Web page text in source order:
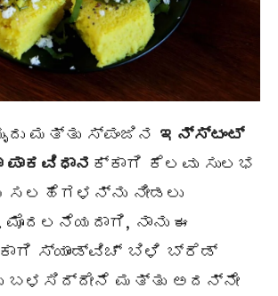
ಮತ್ತು ಸ್ಪಂಜಿನ ಇನ್ಸ್ಟಂಟ್
ಕ್ಕಾಗಿ ಕೆಲವು ಸುಲಭ
ಸಲಹೆಗಳನ್ನು ನೀಡಲು
ನಾನು ಈ
ಸ್ಯಾಂಡ್‌ವಿಚ್ ಬಿಳಿ ಬ್ರೆಡ್
ಬಳಸಿದ್ದೇನೆ ಮತ್ತು ಅದನ್ನೇ